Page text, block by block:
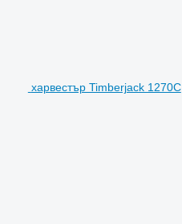
харвестър Timberjack 1270C